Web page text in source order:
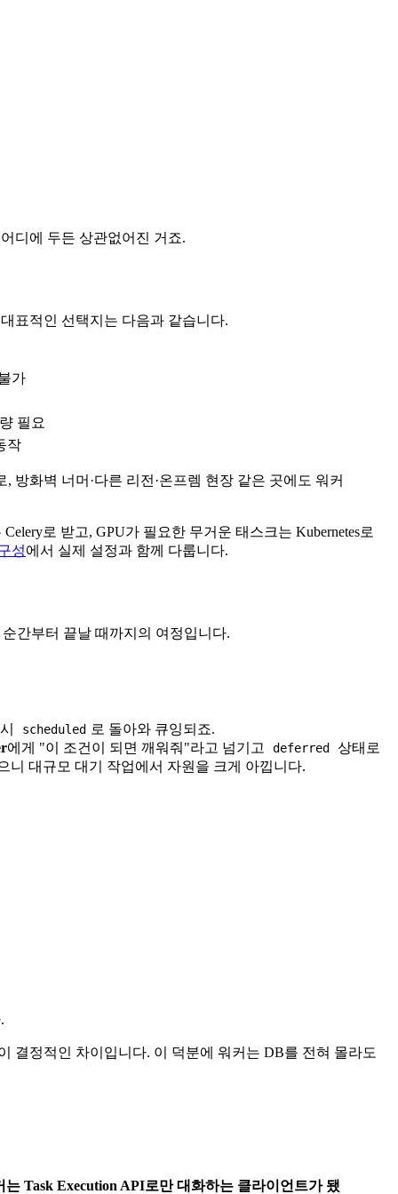
디에 두든 상관없어진 거죠.
표적인 선택지는 다음과 같습니다.
가
필요
작
방화벽 너머·다른 리전·온프렘 현장 같은 곳에도 워커
로 받고, GPU가 필요한 무거운 태스크는 Kubernetes로
성에서 실제 설정과 함께 다룹니다.
간부터 끝날 때까지의 여정입니다.
scheduled 로 돌아와 큐잉되죠.
에게 "이 조건이 되면 깨워줘"라고 넘기고 deferred
상태로
니 대규모 대기 작업에서 자원을 크게 아낍니다.
결정적인 차이입니다. 이 덕분에 워커는 DB를 전혀 몰라도
Task Execution API로만 대화하는 클라이언트가 됐